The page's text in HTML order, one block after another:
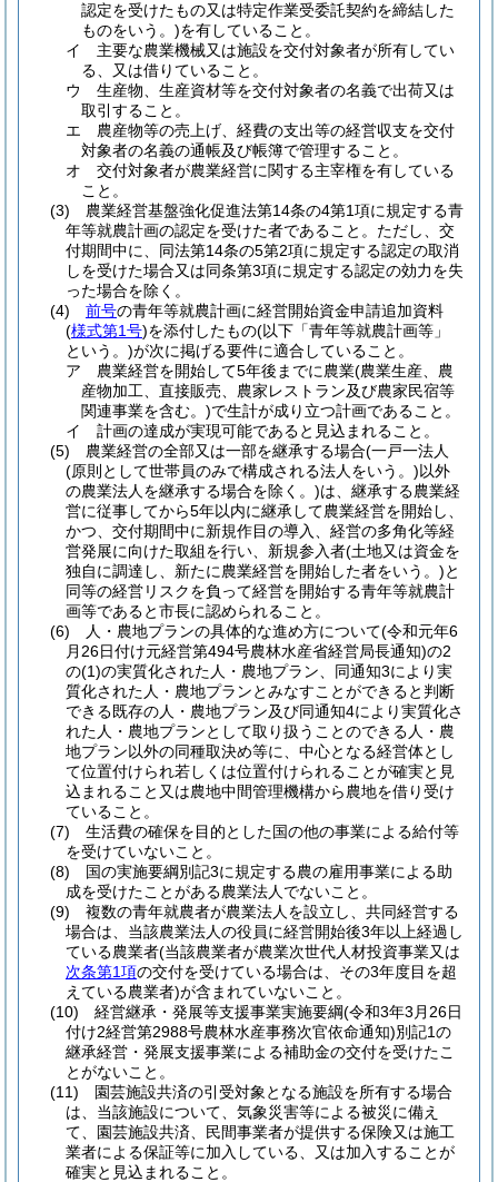
認定を受けたもの又は特定作業受委託契約を締結した
ものをいう。)を有していること。
イ
主要な農業機械又は施設を交付対象者が所有してい
る、又は借りていること。
ウ
生産物、生産資材等を交付対象者の名義で出荷又は
取引すること。
エ
農産物等の売上げ、経費の支出等の経営収支を交付
対象者の名義の通帳及び帳簿で管理すること。
オ
交付対象者が農業経営に関する主宰権を有している
こと。
(3)
農業経営基盤強化促進法第14条の4第1項に規定する青
年等就農計画の認定を受けた者であること。 ただし、交
付期間中に、同法第14条の5第2項に規定する認定の取消
しを受けた場合又は同条第3項に規定する認定の効力を失
った場合を除く。
(4)
前号の青年等就農計画に経営開始資金申請追加資料
(様式第1号)を添付したもの(以下「青年等就農計画等」
という。)が次に掲げる要件に適合していること。
ア
農業経営を開始して5年後までに農業(農業生産、農
産物加工、直接販売、農家レストラン及び農家民宿等
関連事業を含む。)で生計が成り立つ計画であること。
イ
計画の達成が実現可能であると見込まれること。
(5)
農業経営の全部又は一部を継承する場合(一戸一法人
(原則として世帯員のみで構成される法人をいう。)以外
の農業法人を継承する場合を除く。)は、継承する農業経
営に従事してから5年以内に継承して農業経営を開始し、
かつ、交付期間中に新規作目の導入、経営の多角化等経
営発展に向けた取組を行い、新規参入者(土地又は資金を
独自に調達し、新たに農業経営を開始した者をいう。)と
同等の経営リスクを負って経営を開始する青年等就農計
画等であると市長に認められること。
(6)
人・農地プランの具体的な進め方について(令和元年6
月26日付け元経営第494号農林水産省経営局長通知)の2
の(1)の実質化された人・農地プラン、同通知3により実
質化された人・農地プランとみなすことができると判断
できる既存の人・農地プラン及び同通知4により実質化さ
れた人・農地プランとして取り扱うことのできる人・農
地プラン以外の同種取決め等に、中心となる経営体とし
て位置付けられ若しくは位置付けられることが確実と見
込まれること又は農地中間管理機構から農地を借り受け
ていること。
(7)
生活費の確保を目的とした国の他の事業による給付等
を受けていないこと。
(8)
国の実施要綱別記3に規定する農の雇用事業による助
成を受けたことがある農業法人でないこと。
(9)
複数の青年就農者が農業法人を設立し、共同経営する
場合は、当該農業法人の役員に経営開始後3年以上経過し
ている農業者(当該農業者が農業次世代人材投資事業又は
次条第1項の交付を受けている場合は、その3年度目を超
えている農業者)が含まれていないこと。
(10)
経営継承・発展等支援事業実施要綱(令和3年3月26日
付け2経営第2988号農林水産事務次官依命通知)別記1の
継承経営・発展支援事業による補助金の交付を受けたこ
とがないこと。
(11)
園芸施設共済の引受対象となる施設を所有する場合
は、当該施設について、気象災害等による被災に備え
て、園芸施設共済、民間事業者が提供する保険又は施工
業者による保証等に加入している、又は加入することが
確実と見込まれること。